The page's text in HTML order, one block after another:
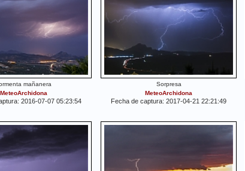
mañanera
MeteoArchidona
2016-07-07 05:23:54
Sorpresa
MeteoArchidona
Fecha de captura: 2017-04-21 22:21:49